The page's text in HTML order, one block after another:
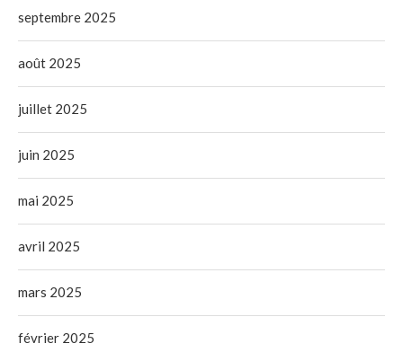
septembre 2025
août 2025
juillet 2025
juin 2025
mai 2025
avril 2025
mars 2025
février 2025